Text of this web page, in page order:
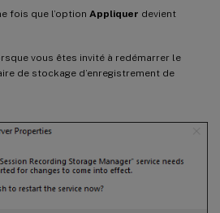
fois que l’option Appliquer devient
vous êtes invité à redémarrer le
de stockage d’enregistrement de